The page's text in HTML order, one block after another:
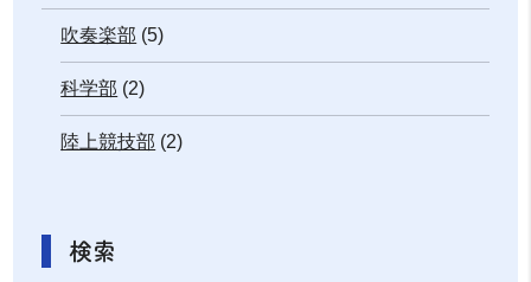
吹奏楽部 (5)
科学部 (2)
陸上競技部 (2)
検索